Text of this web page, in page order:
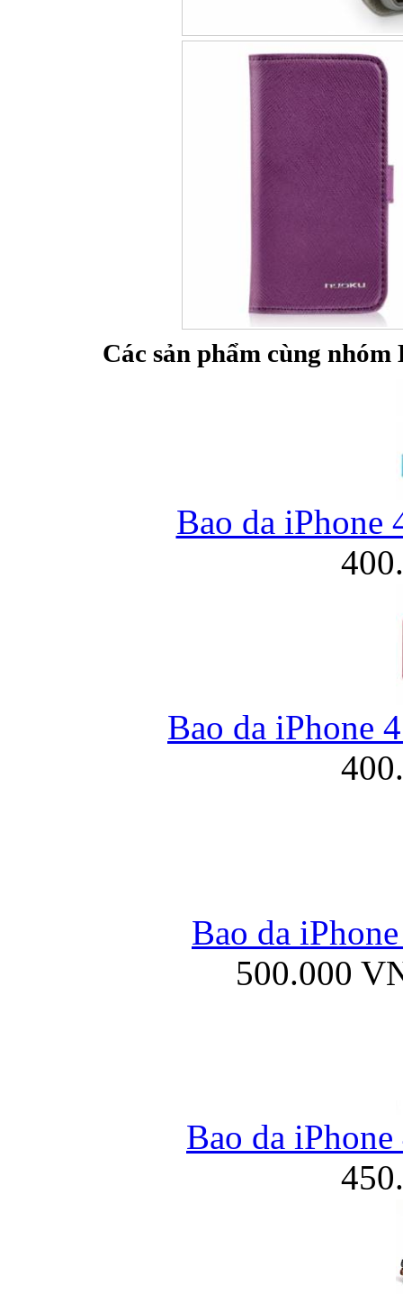
Bao da
Các sản phẩm cùng
Bao da iPhone
Bao da iPhone
Bao da
500.000
Bao da